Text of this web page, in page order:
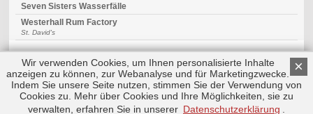
Seven Sisters Wasserfälle
Westerhall Rum Factory
St. David's
Copyright © 2026 by Triplemind GmbH
Impressum|Datenschutz
Nach oben
×
Wir verwenden Cookies, um Ihnen personalisierte Inhalte
anzeigen zu können, zur Webanalyse und für Marketingzwecke.
Indem Sie unsere Seite nutzen, stimmen Sie der Verwendung von
Cookies zu. Mehr über Cookies und Ihre Möglichkeiten, sie zu
verwalten, erfahren Sie in unserer Datenschutzerklärung